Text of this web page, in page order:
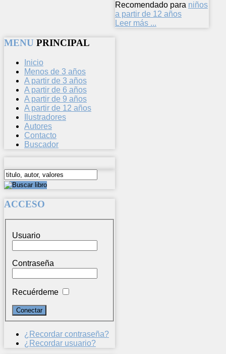
Recomendado para niños
a partir de 12 años
Leer más ...
MENU PRINCIPAL
Inicio
Menos de 3 años
A partir de 3 años
A partir de 6 años
A partir de 9 años
A partir de 12 años
Ilustradores
Autores
Contacto
Buscador
ACCESO
Usuario
Contraseña
Recuérdeme
¿Recordar contraseña?
¿Recordar usuario?